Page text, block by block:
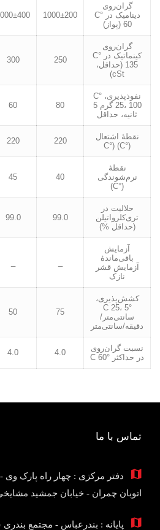
گران‌روی
دینامیک در °C
60 (پواز)
1000±200
گران‌روی
کینماتیک در °C
135 (حداقل،
cSt)
250
300
نفوذپذیری، °C
25، 100 گرم 5
ثانیه، حداقل
80
60
نقطۀ اشتعال
(°C) (°C
220
220
نقطۀ
نرم‌شوندگی
(°C)
40
45
حلالیت در
تری‌کلرواتیلن
(حداقل %)
99.0
99.0
آزمایش
باقی‌ماندۀ
آزمایش قشر
نازک
کشش‌پذیری،
°C 25، 5
سانتی‌متر/
دقیقه/سانتی‌متر
75
50
نسبت گران‌روی
در حداکثر °C 60
4.0
4.0
تماس با ما
دفتر مرکزی : چهار راه پارک وی -
اتوبان چمران - خیابان جمشید مشایخی
پایانه : بندرعباس - مجتمع